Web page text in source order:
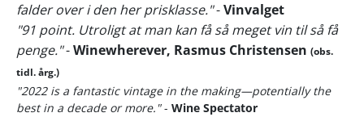
falder over i den her prisklasse."-Vinvalget
"91 point. Utroligt at man kan få så meget vin til så få
penge."-Winewherever, Rasmus Christensen (obs.
tidl. årg.)
"2022 is a fantastic vintage in the making—potentially the
best in a decade or more."- Wine Spectator